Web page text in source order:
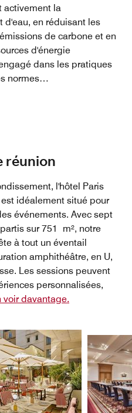
activement la
d'eau, en réduisant les
de carbone et en
d'énergie
dans les pratiques
normes
en étroite collaboration
réunion
l'hôtel Paris
idéalement situé pour
événements. Avec sept
sur 751 m², notre
à tout un éventail
amphithéâtre, en U,
Les sessions peuvent
personnalisées,
voir davantage.